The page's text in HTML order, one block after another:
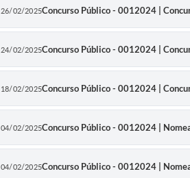
26/02/2025Concurso Público - 0012024 |
24/02/2025Concurso Público - 0012024 |
18/02/2025Concurso Público - 0012024 |
04/02/2025Concurso Público - 0012024 |
04/02/2025Concurso Público - 0012024 |